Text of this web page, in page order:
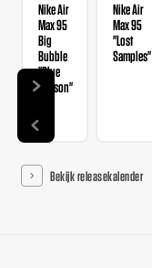
Nike Air
Max 95
Big
Bubble
"Blue
Lawson"
Nike Air
Max 95
"Lost
Samples"
Bekijk releasekalender